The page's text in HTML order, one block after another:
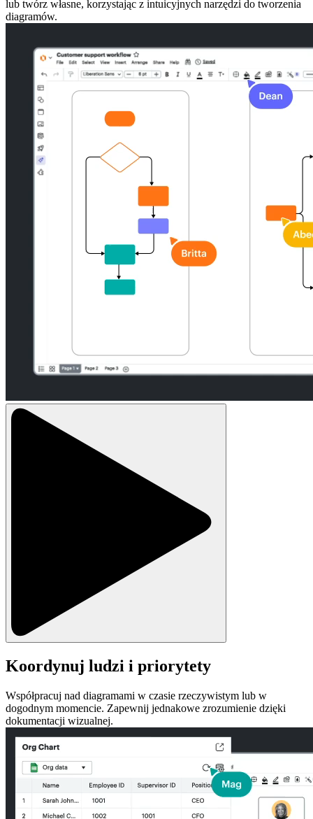
lub twórz własne, korzystając z intuicyjnych narzędzi do tworzenia
diagramów.
Koordynuj ludzi i priorytety
Współpracuj nad diagramami w czasie rzeczywistym lub w
dogodnym momencie. Zapewnij jednakowe zrozumienie dzięki
dokumentacji wizualnej.